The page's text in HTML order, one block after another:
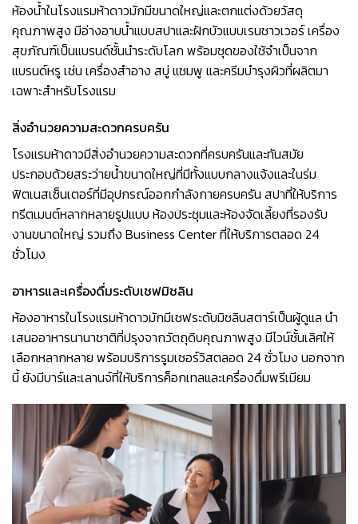
ห้องน้ำในโรงแรมห้าดาวมักมีขนาดใหญ่และตกแต่งด้วยวัสดุ
คุณภาพสูง มีอ่างอาบน้ำแบบสปาและฝักบัวแบบเรนชาวเวอร์ เครื่อง
สุขภัณฑ์เป็นแบรนด์ชั้นนำระดับโลก พร้อมชุดของใช้จำเป็นจาก
แบรนด์หรู เช่น เครื่องสำอาง สบู่ แชมพู และครีมบำรุงผิวที่ผลิตมา
เฉพาะสำหรับโรงแรม
สิ่งอำนวยความสะดวกครบครัน
โรงแรมห้าดาวมีสิ่งอำนวยความสะดวกที่ครบครันและทันสมัย
ประกอบด้วยสระว่ายน้ำขนาดใหญ่ที่มีทั้งแบบกลางแจ้งและในร่ม
ฟิตเนสเซ็นเตอร์ที่มีอุปกรณ์ออกกำลังกายครบครัน สปาที่ให้บริการ
ทรีตเมนต์หลากหลายรูปแบบ ห้องประชุมและห้องจัดเลี้ยงที่รองรับ
งานขนาดใหญ่ รวมถึง Business Center ที่ให้บริการตลอด 24
ชั่วโมง
อาหารและเครื่องดื่มระดับเชฟมิชลิน
ห้องอาหารในโรงแรมห้าดาวมักมีเชฟระดับมิชลินสตาร์เป็นผู้ดูแล นำ
เสนออาหารนานาชาติที่ปรุงจากวัตถุดิบคุณภาพสูง มีไวน์ชั้นเลิศให้
เลือกหลากหลาย พร้อมบริการรูมเซอร์วิสตลอด 24 ชั่วโมง นอกจาก
นี้ ยังมีบาร์และเลานจ์ที่ให้บริการค็อกเทลและเครื่องดื่มพรีเมียม